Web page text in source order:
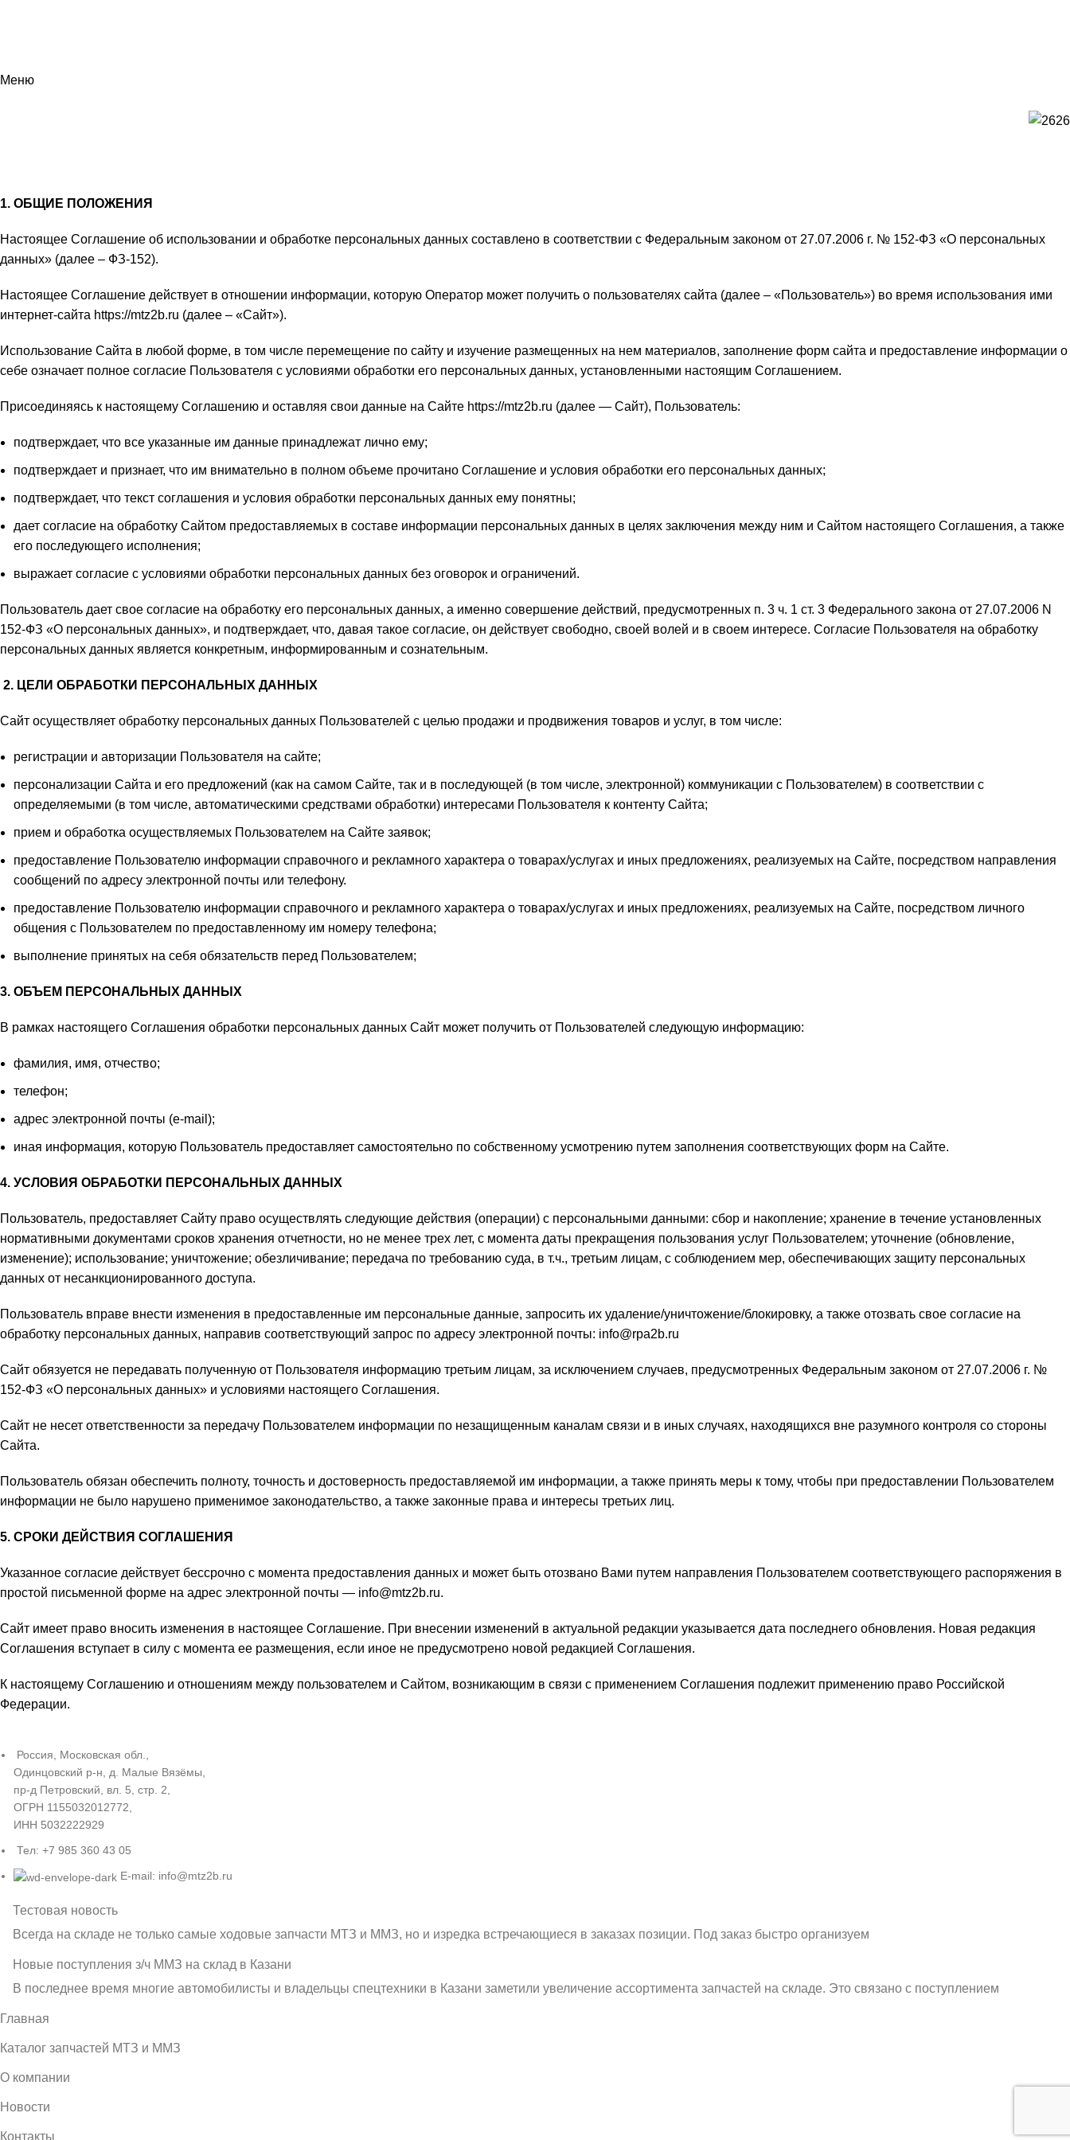
Меню
1. ОБЩИЕ ПОЛОЖЕНИЯ
Настоящее Соглашение об использовании и обработке персональных данных составлено в соответствии с Федеральным законом от 27.07.2006 г. № 152-ФЗ «О персональных
данных» (далее – ФЗ-152).
Настоящее Соглашение действует в отношении информации, которую Оператор может получить о пользователях сайта (далее – «Пользователь») во время использования ими
интернет-сайта https://mtz2b.ru (далее – «Сайт»).
Использование Сайта в любой форме, в том числе перемещение по сайту и изучение размещенных на нем материалов, заполнение форм сайта и предоставление информации о
себе означает полное согласие Пользователя с условиями обработки его персональных данных, установленными настоящим Соглашением.
Присоединяясь к настоящему Соглашению и оставляя свои данные на Сайте https://mtz2b.ru (далее — Сайт), Пользователь:
подтверждает, что все указанные им данные принадлежат лично ему;
подтверждает и признает, что им внимательно в полном объеме прочитано Соглашение и условия обработки его персональных данных;
подтверждает, что текст соглашения и условия обработки персональных данных ему понятны;
дает согласие на обработку Сайтом предоставляемых в составе информации персональных данных в целях заключения между ним и Сайтом настоящего Соглашения, а также
его последующего исполнения;
выражает согласие с условиями обработки персональных данных без оговорок и ограничений.
Пользователь дает свое согласие на обработку его персональных данных, а именно совершение действий, предусмотренных п. 3 ч. 1 ст. 3 Федерального закона от 27.07.2006 N
152-ФЗ «О персональных данных», и подтверждает, что, давая такое согласие, он действует свободно, своей волей и в своем интересе. Согласие Пользователя на обработку
персональных данных является конкретным, информированным и сознательным.
2. ЦЕЛИ ОБРАБОТКИ ПЕРСОНАЛЬНЫХ ДАННЫХ
Сайт осуществляет обработку персональных данных Пользователей с целью продажи и продвижения товаров и услуг, в том числе:
регистрации и авторизации Пользователя на сайте;
персонализации Сайта и его предложений (как на самом Сайте, так и в последующей (в том числе, электронной) коммуникации с Пользователем) в соответствии с
определяемыми (в том числе, автоматическими средствами обработки) интересами Пользователя к контенту Сайта;
прием и обработка осуществляемых Пользователем на Сайте заявок;
предоставление Пользователю информации справочного и рекламного характера о товарах/услугах и иных предложениях, реализуемых на Сайте, посредством направления
сообщений по адресу электронной почты или телефону.
предоставление Пользователю информации справочного и рекламного характера о товарах/услугах и иных предложениях, реализуемых на Сайте, посредством личного
общения с Пользователем по предоставленному им номеру телефона;
выполнение принятых на себя обязательств перед Пользователем;
3. ОБЪЕМ ПЕРСОНАЛЬНЫХ ДАННЫХ
В рамках настоящего Соглашения обработки персональных данных Сайт может получить от Пользователей следующую информацию:
фамилия, имя, отчество;
телефон;
адрес электронной почты (e-mail);
иная информация, которую Пользователь предоставляет самостоятельно по собственному усмотрению путем заполнения соответствующих форм на Сайте.
4. УСЛОВИЯ ОБРАБОТКИ ПЕРСОНАЛЬНЫХ ДАННЫХ
Пользователь, предоставляет Cайту право осуществлять следующие действия (операции) с персональными данными: сбор и накопление; хранение в течение установленных
нормативными документами сроков хранения отчетности, но не менее трех лет, с момента даты прекращения пользования услуг Пользователем; уточнение (обновление,
изменение); использование; уничтожение; обезличивание; передача по требованию суда, в т.ч., третьим лицам, с соблюдением мер, обеспечивающих защиту персональных
данных от несанкционированного доступа.
Пользователь вправе внести изменения в предоставленные им персональные данные, запросить их удаление/уничтожение/блокировку, а также отозвать свое согласие на
обработку персональных данных, направив соответствующий запрос по адресу электронной почты: info@rpa2b.ru
Сайт обязуется не передавать полученную от Пользователя информацию третьим лицам, за исключением случаев, предусмотренных Федеральным законом от 27.07.2006 г. №
152-ФЗ «О персональных данных» и условиями настоящего Соглашения.
Сайт не несет ответственности за передачу Пользователем информации по незащищенным каналам связи и в иных случаях, находящихся вне разумного контроля со стороны
Сайта.
Пользователь обязан обеспечить полноту, точность и достоверность предоставляемой им информации, а также принять меры к тому, чтобы при предоставлении Пользователем
информации не было нарушено применимое законодательство, а также законные права и интересы третьих лиц.
5. СРОКИ ДЕЙСТВИЯ СОГЛАШЕНИЯ
Указанное согласие действует бессрочно с момента предоставления данных и может быть отозвано Вами путем направления Пользователем соответствующего распоряжения в
простой письменной форме на адрес электронной почты — info@mtz2b.ru.
Сайт имеет право вносить изменения в настоящее Соглашение. При внесении изменений в актуальной редакции указывается дата последнего обновления. Новая редакция
Соглашения вступает в силу с момента ее размещения, если иное не предусмотрено новой редакцией Соглашения.
К настоящему Соглашению и отношениям между пользователем и Сайтом, возникающим в связи с применением Соглашения подлежит применению право Российской
Федерации.
Россия, Московская обл.,
Одинцовский р-н, д. Малые Вязёмы,
пр-д Петровский, вл. 5, стр. 2,
ОГРН 1155032012772,
ИНН 5032222929
Тел: +7 985 360 43 05
E-mail: info@mtz2b.ru
Тестовая новость
Всегда на складе не только самые ходовые запчасти МТЗ и ММЗ, но и изредка встречающиеся в заказах позиции. Под заказ быстро организуем
Новые поступления з/ч ММЗ на склад в Казани
В последнее время многие автомобилисты и владельцы спецтехники в Казани заметили увеличение ассортимента запчастей на складе. Это связано с поступлением
Главная
Каталог запчастей МТЗ и ММЗ
О компании
Новости
Контакты